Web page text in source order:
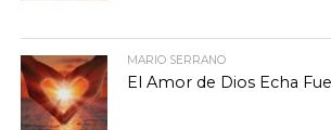
MARIO SERRANO
El Amor de Dios Echa